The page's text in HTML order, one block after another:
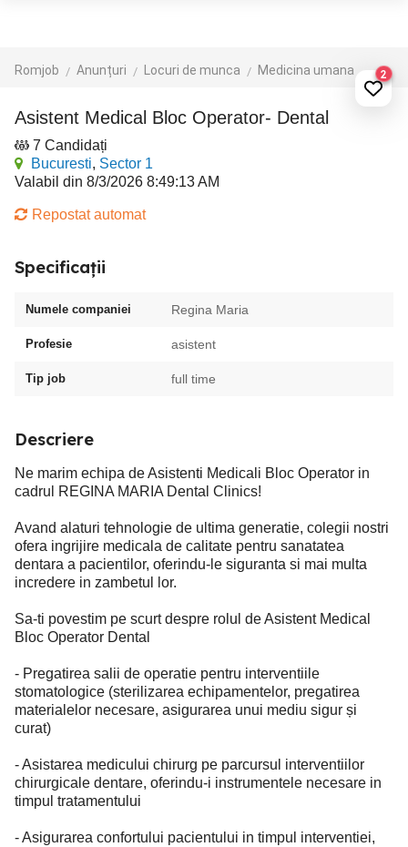
Romjob Anunțuri Locuri de munca Medicina umana 2
Asistent Medical Bloc Operator- Dental
7 Candidați
Bucuresti, Sector 1
Valabil din 8/3/2026 8:49:13 AM
Repostat automat
Specificații
Numele companiei Regina Maria
Profesie asistent
Tip job full time
Descriere
Ne marim echipa de Asistenti Medicali Bloc Operator in
cadrul REGINA MARIA Dental Clinics!
Avand alaturi tehnologie de ultima generatie, colegii nostri
ofera ingrijire medicala de calitate pentru sanatatea
dentara a pacientilor, oferindu-le siguranta si mai multa
incredere in zambetul lor.
Sa-ti povestim pe scurt despre rolul de Asistent Medical
Bloc Operator Dental
- Pregatirea salii de operatie pentru interventiile
stomatologice (sterilizarea echipamentelor, pregatirea
materialelor necesare, asigurarea unui mediu sigur și
curat)
- Asistarea medicului chirurg pe parcursul interventiilor
chirurgicale dentare, oferindu-i instrumentele necesare in
timpul tratamentului
- Asigurarea confortului pacientului in timpul interventiei,